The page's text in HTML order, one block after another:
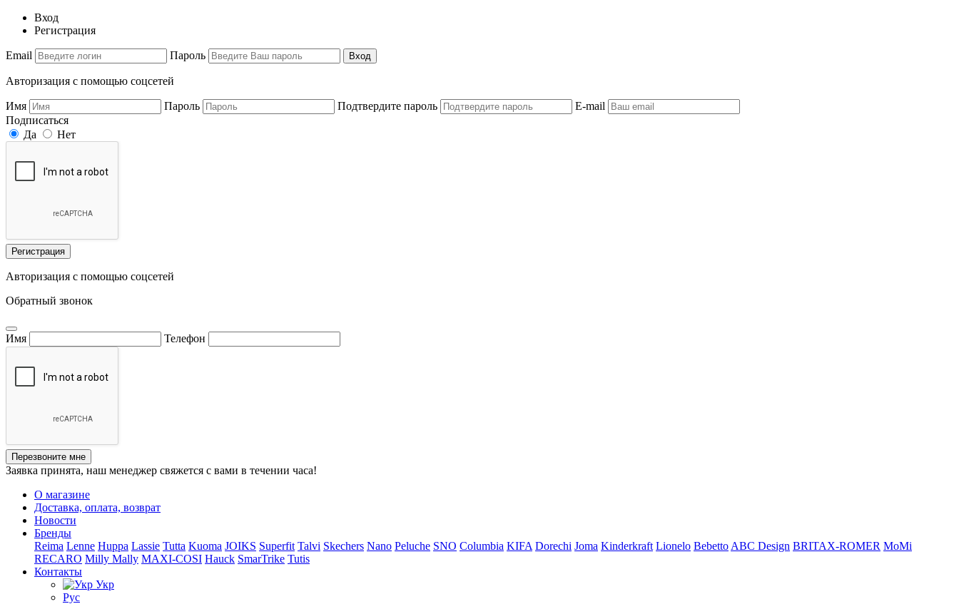
Вход
Регистрация
Email Пароль Вход
Авторизация с помощью соцсетей
Имя Пароль Подтвердите пароль
E-mail
Подписаться
Да
Нет
Регистрация
Авторизация с помощью соцсетей
Обратный звонок
Имя Телефон
Перезвоните мне
Заявка принята, наш менеджер свяжется с вами в течении часа!
О магазине
Доставка, оплата, возврат
Новости
Бренды
Reima Lenne Huppa Lassie Tutta Kuoma JOIKS Superfit Talvi Skechers Nano Peluche SNO Columbia KIFA Dorechi Joma Kinderkraft Lionelo Bebetto ABC Design BRITAX-ROMER MoMi
RECARO Milly Mally MAXI-COSI Hauck SmarTrike Tutis
Контакты
Укр
Рус